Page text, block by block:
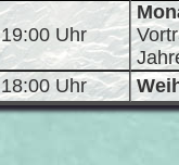
19:00 Uhr
18:00 Uhr